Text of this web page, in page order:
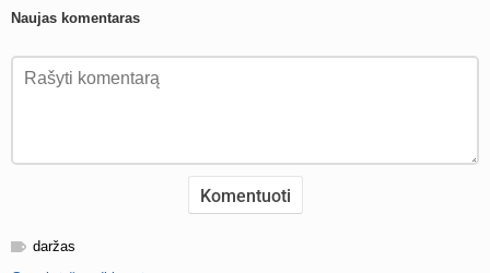
Naujas komentaras
daržas